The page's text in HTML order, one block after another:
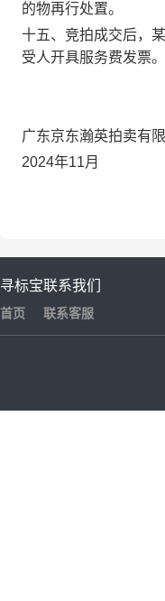
的物再行处置。
十五、竞拍成交后，
受人开具服务费发票。
广东京东瀚英拍卖有
2024年11月
寻标宝
首页
联系我们
联系客服